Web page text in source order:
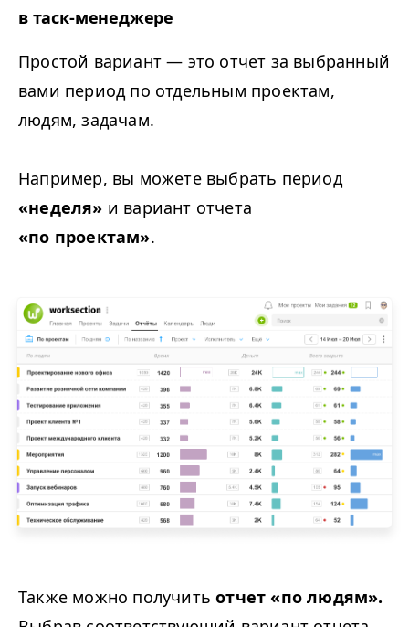
в таск-менеджере
Простой вариант — это отчет за выбранный
вами период по отдельным проектам,
людям, задачам.
Например, вы можете выбрать период
«неделя» и вариант отчета
«по проектам».
Также можно получитьотчет «по людям».